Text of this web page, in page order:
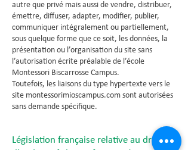
autre que privé mais aussi de vendre, distribuer,
émettre, diffuser, adapter, modifier, publier,
communiquer intégralement ou partiellement,
sous quelque forme que ce soit, les données, la
présentation ou l’organisation du site sans
l’autorisation écrite préalable de l’école
Montessori Biscarrosse Campus.
Toutefois, les liaisons du type hypertexte vers le
site montessorimioscampus.com sont autorisées
sans demande spécifique.
Législation française relative au droit